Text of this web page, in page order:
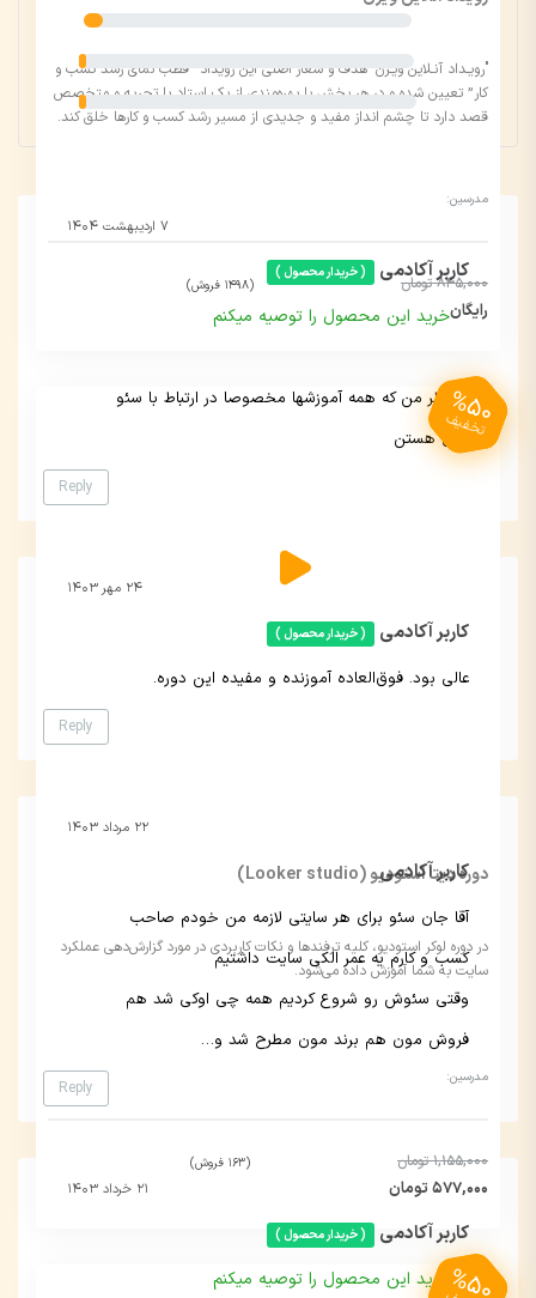
"رویـداد آنـلاین ویـژن" هدف و شعار اصلی این رویداد “قطب نمای رشد کسب و
کار” تعیین شده و در هر بخش با بهره‌مندی از یک استاد با تجربه و متخصص
قصد دارد تا چشم انداز مفید و جدیدی از مسیر رشد کسب و کارها خلق کند.
مدرسین:
845,000 تومان
رایگان
(1498 فروش)
%50
تخفیف
دوره دیتا استودیو (Looker studio)
در دوره لوکر استودیو، کلیه ترفندها و نکات کاربردی در مورد گزارش‌دهی عملکرد
سایت به شما آموزش داده می‌شود.
مدرسین:
1,155,000 تومان
577,000 تومان
(163 فروش)
%50
1 ستاره
1
کاربر آکادمی ( خریدار محصول )
۷ اردیبهشت ۱۴۰۴
Reply
خرید این محصول را توصیه میکنم
به نظر من که همه آموزشها مخصوصا در ارتباط با سئو
عالی هستن
کاربر آکادمی ( خریدار محصول )
۲۴ مهر ۱۴۰۳
Reply
عالی بود. فوق‌العاده آموزنده و مفیده این دوره.
کاربر آکادمی
۲۲ مرداد ۱۴۰۳
Reply
آقا جان سئو برای هر سایتی لازمه من خودم صاحب
کسب و کارم یه عمر الکی سایت داشتیم
وقتی سئوش رو شروع کردیم همه چی اوکی شد هم
فروش مون هم برند مون مطرح شد و…
کاربر آکادمی ( خریدار محصول )
۲۱ خرداد ۱۴۰۳
خرید این محصول را توصیه میکنم